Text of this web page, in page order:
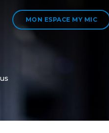
MON ESPACE MY MIC